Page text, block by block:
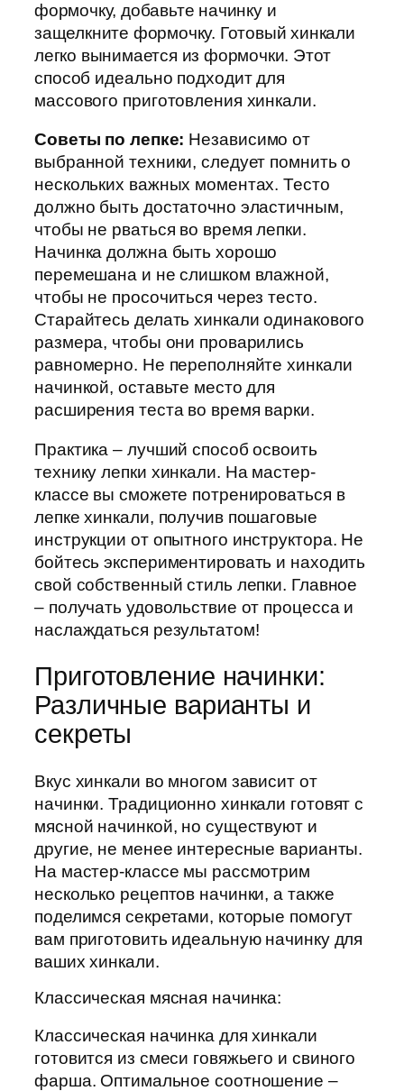
формочку, добавьте начинку и
защелкните формочку. Готовый хинкали
легко вынимается из формочки. Этот
способ идеально подходит для
массового приготовления хинкали.
Советы по лепке: Независимо от
выбранной техники, следует помнить о
нескольких важных моментах. Тесто
должно быть достаточно эластичным,
чтобы не рваться во время лепки.
Начинка должна быть хорошо
перемешана и не слишком влажной,
чтобы не просочиться через тесто.
Старайтесь делать хинкали одинакового
размера, чтобы они проварились
равномерно. Не переполняйте хинкали
начинкой, оставьте место для
расширения теста во время варки.
Практика – лучший способ освоить
технику лепки хинкали. На мастер-
классе вы сможете потренироваться в
лепке хинкали, получив пошаговые
инструкции от опытного инструктора. Не
бойтесь экспериментировать и находить
свой собственный стиль лепки. Главное
– получать удовольствие от процесса и
наслаждаться результатом!
Приготовление начинки:
Различные варианты и
секреты
Вкус хинкали во многом зависит от
начинки. Традиционно хинкали готовят с
мясной начинкой, но существуют и
другие, не менее интересные варианты.
На мастер-классе мы рассмотрим
несколько рецептов начинки, а также
поделимся секретами, которые помогут
вам приготовить идеальную начинку для
ваших хинкали.
Классическая мясная начинка:
Классическая начинка для хинкали
готовится из смеси говяжьего и свиного
фарша. Оптимальное соотношение –